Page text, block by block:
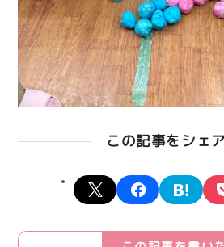
この記事をシェ
X facebook